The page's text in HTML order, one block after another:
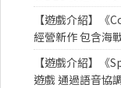
【遊戲介紹】《
經營新作 包含海
【遊戲介紹】《
遊戲 通過語音協